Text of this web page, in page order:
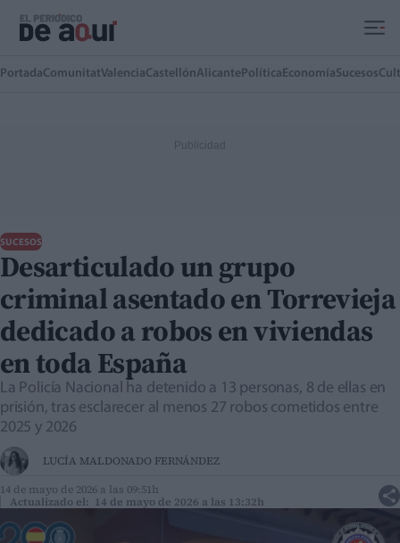
PortadaComunitatValenciaCastellónAlicante Política EconomíaSucesos
SUCESOS
Desarticulado un grupo
criminal asentado en Torrevieja
dedicado a robos en viviendas
en toda España
La Policía Nacional ha detenido a 13 personas, 8 de ellas en
prisión, tras esclarecer al menos 27 robos cometidos entre
2025 y 2026
LUCÍA MALDONADO FERNÁNDEZ
14 de mayo de 2026 a las 09:51h
Actualizado el: 14 de mayo de 2026 a las 13:32h